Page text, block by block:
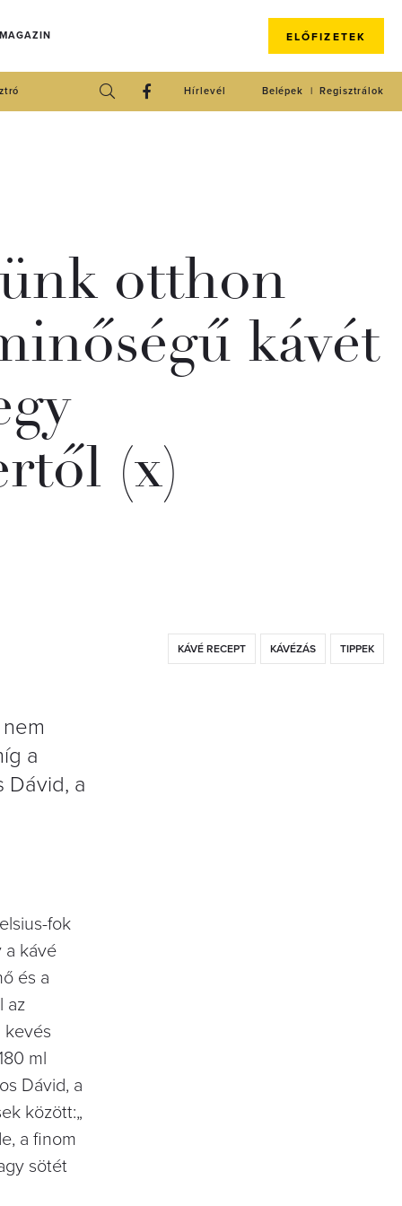
ELŐFIZETEK
Regisztrálok
Belépek
Hírlevél
otthon
kávét
(x)
KÁVÉ RECEPT KÁVÉZÁS TIPPEK
a
Dávid, a
fok
a kávé
és a
az
kevés
ml
Dávid, a
között:„
a finom
sötét